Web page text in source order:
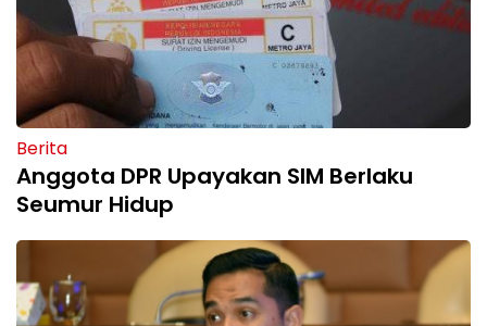
Berita
Anggota DPR Upayakan SIM Berlaku
Seumur Hidup